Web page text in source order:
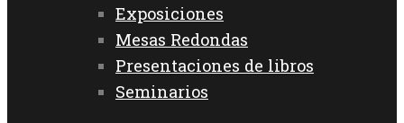
Exposiciones
Mesas Redondas
Presentaciones de libros
Seminarios